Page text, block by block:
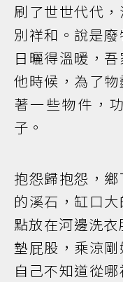
刷了世世代代
別祥和。說是
日曬得溫暖，
他時候，為了
著一些物件，
子。
抱怨歸抱怨，
的溪石，缸口
點放在河邊洗
墊屁股，乘涼
自己不知道從